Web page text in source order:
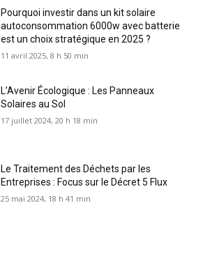
Pourquoi investir dans un kit solaire
autoconsommation 6000w avec batterie
est un choix stratégique en 2025 ?
11 avril 2025, 8 h 50 min
L’Avenir Écologique : Les Panneaux
Solaires au Sol
17 juillet 2024, 20 h 18 min
Le Traitement des Déchets par les
Entreprises : Focus sur le Décret 5 Flux
25 mai 2024, 18 h 41 min